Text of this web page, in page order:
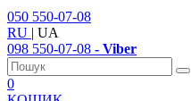
050 550-07-08
RU | UA
098 550-07-08 - Viber
0